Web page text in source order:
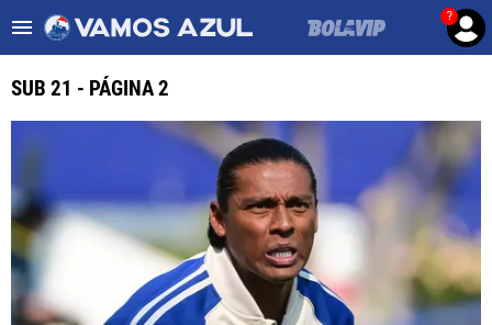
?
ULTIMAS NOTICIAS
LIGA MX
FEMENIL
SUB 21 - PÁGINA 2